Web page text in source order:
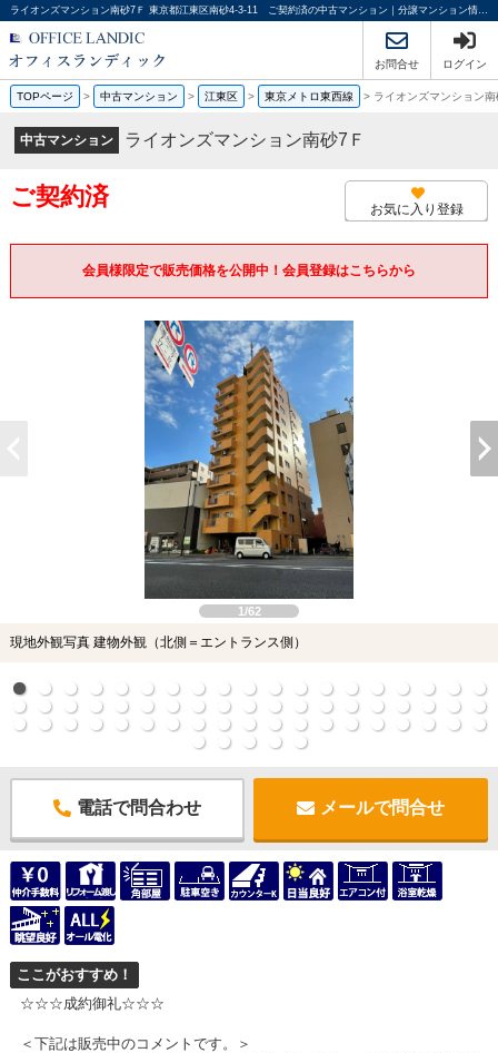
ライオンズマンション南砂7Ｆ 東京都江東区南砂4-3-11 ご契約済の中古マンション｜分譲マンション情報｜オフィスランディック株式会社
お問合せ ログイン
TOPページ > 中古マンション > 江東区 > 東京メトロ東西線 > ライオンズマンション
中古マンション ライオンズマンション南砂7Ｆ
ご契約済 お気に入り登録
会員様限定で販売価格を公開中！会員登録はこちらから
1/62
現地外観写真 建物外観（北側＝エントランス側）
電話で問合わせ メールで問合せ
ここがおすすめ！
☆☆☆成約御礼☆☆☆
＜下記は販売中のコメントです。＞